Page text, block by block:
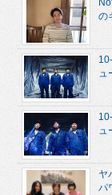
の
ュ
ュ
ヤ
パ